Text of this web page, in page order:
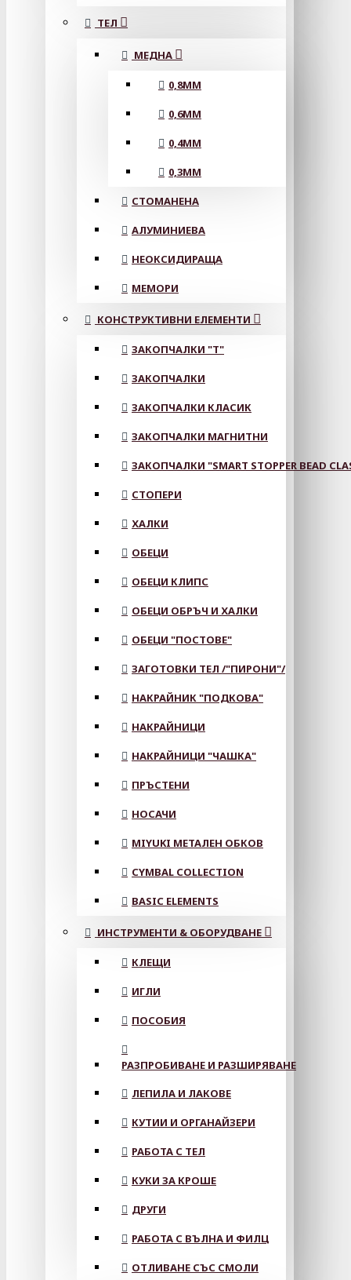
ТЕЛ
МЕДНА
0,8MM
0,6MM
0,4MM
0,3MM
СТОМАНЕНА
АЛУМИНИЕВА
НЕОКСИДИРАЩА
МЕМОРИ
КОНСТРУКТИВНИ ЕЛЕМЕНТИ
ЗАКОПЧАЛКИ "Т"
ЗАКОПЧАЛКИ
ЗАКОПЧАЛКИ КЛАСИК
ЗАКОПЧАЛКИ МАГНИТНИ
ЗАКОПЧАЛКИ "SMART STOPPER BEAD
СТОПЕРИ
ХАЛКИ
ОБЕЦИ
ОБЕЦИ КЛИПС
ОБЕЦИ ОБРЪЧ И ХАЛКИ
ОБЕЦИ "ПОСТОВЕ"
ЗАГОТОВКИ ТЕЛ /"ПИРОНИ"/
НАКРАЙНИК "ПОДКОВА"
НАКРАЙНИЦИ
НАКРАЙНИЦИ "ЧАШКА"
ПРЪСТЕНИ
НОСАЧИ
MIYUKI МЕТАЛЕН ОБКОВ
CYMBAL COLLECTION
BASIC ELEMENTS
ИНСТРУМЕНТИ & ОБОРУДВАНЕ
КЛЕЩИ
ИГЛИ
ПОСОБИЯ
РАЗПРОБИВАНЕ И РАЗШИРЯВАНЕ
ЛЕПИЛА И ЛАКОВЕ
КУТИИ И ОРГАНАЙЗЕРИ
РАБОТА С ТЕЛ
КУКИ ЗА КРОШЕ
ДРУГИ
РАБОТА С ВЪЛНА И ФИЛЦ
ОТЛИВАНЕ СЪС СМОЛИ